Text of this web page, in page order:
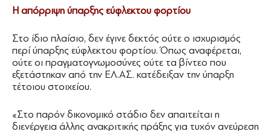
Η απόρριψη ύπαρξης εύφλεκτου φορτίου
Στο ίδιο πλαίσιο, δεν έγινε δεκτός ούτε ο ισχυρισμός
περί ύπαρξης εύφλεκτου φορτίου. Όπως αναφέρεται,
ούτε οι πραγματογνωμοσύνες ούτε τα βίντεο που
εξετάστηκαν από την ΕΛ.ΑΣ. κατέδειξαν την ύπαρξη
τέτοιου στοιχείου.
«Στο παρόν δικονομικό στάδιο δεν απαιτείται η
διενέργεια άλλης ανακριτικής πράξης για τυχόν ανεύρεση